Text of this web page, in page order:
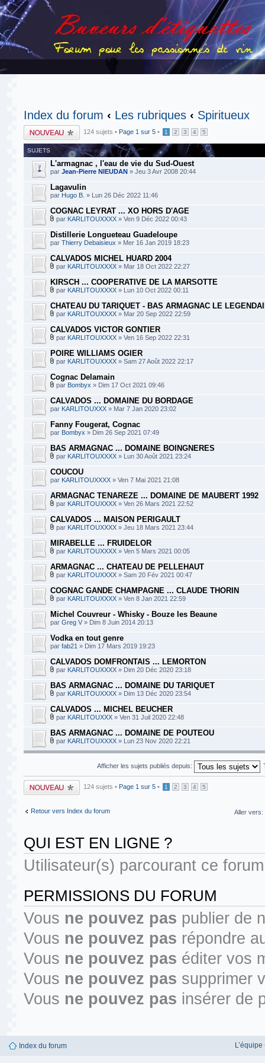
Index du forum ‹ Les rubriques ‹ Spiritueux
Publier un nouveau
sujet
124 sujets • Page 1 sur 5 • 1 2 3 4 5
SUJETS
L'armagnac , l'eau de vie du Sud-Ouest
par Jean-Pierre NIEUDAN » Jeu 3 Avr 2008 20:44
Lagavulin
par Hugo B. » Lun 26 Déc 2022 11:46
COGNAC LEYRAT ... XO HORS D'AGE
par KARLITOUXXXX » Ven 9 Déc 2022 00:43
Distillerie Longueteau Guadeloupe
par Thierry Debaisieux » Mer 16 Jan 2019 18:23
CALVADOS MICHEL HUARD 2004
par KARLITOUXXXX » Mar 18 Oct 2022 22:27
KIRSCH ... COOPERATIVE DE LA MARSOTTE
par KARLITOUXXXX » Lun 10 Oct 2022 00:11
CHATEAU DU TARIQUET - BAS ARMAGNAC LE
par KARLITOUXXXX » Mar 20 Sep 2022 22:59
CALVADOS VICTOR GONTIER
par KARLITOUXXXX » Ven 16 Sep 2022 22:31
POIRE WILLIAMS OGIER
par KARLITOUXXXX » Sam 27 Août 2022 22:17
Cognac Delamain
par Bombyx » Dim 17 Oct 2021 09:46
CALVADOS ... DOMAINE DU BORDAGE
par KARLITOUXXX » Mar 7 Jan 2020 23:02
Fanny Fougerat, Cognac
par Bombyx » Dim 26 Sep 2021 07:49
BAS ARMAGNAC ... DOMAINE BOINGNERES
par KARLITOUXXXX » Lun 30 Août 2021 23:24
COUCOU
par KARLITOUXXXX » Ven 7 Mai 2021 21:08
ARMAGNAC TENAREZE ... DOMAINE DE MAUBERT 1992
par KARLITOUXXXX » Ven 26 Mars 2021 22:52
CALVADOS ... MAISON PERIGAULT
par KARLITOUXXXX » Jeu 18 Mars 2021 23:44
MIRABELLE ... FRUIDELOR
par KARLITOUXXXX » Ven 5 Mars 2021 00:05
ARMAGNAC ... CHATEAU DE PELLEHAUT
par KARLITOUXXXX » Sam 20 Fév 2021 00:47
COGNAC GANDE CHAMPAGNE ... CLAUDE THORIN
par KARLITOUXXXX » Ven 8 Jan 2021 22:59
Michel Couvreur - Whisky - Bouze les Beaune
par Greg V» Dim 8 Juin 2014 20:13
Vodka en tout genre
par fab21 » Dim 17 Mars 2019 19:23
CALVADOS DOMFRONTAIS ... LEMORTON
par KARLITOUXXXX » Dim 20 Déc 2020 23:18
BAS ARMAGNAC ... DOMAINE DU TARIQUET
par KARLITOUXXXX » Dim 13 Déc 2020 23:54
CALVADOS ... MICHEL BEUCHER
par KARLITOUXXX » Ven 31 Juil 2020 22:48
BAS ARMAGNAC ... DOMAINE DE POUTEOU
par KARLITOUXXXX » Lun 23 Nov 2020 22:21
Afficher les sujets publiés depuis:
Publier un nouveau
sujet
124 sujets • Page 1 sur 5 • 1 2 3 4 5
Retour vers Index du forum Aller vers:
QUI EST EN LIGNE ?
Utilisateur(s) parcourant ce
PERMISSIONS DU FORUM
Vous ne pouvez pas publier de
Vous ne pouvez pas répondre
Vous ne pouvez pas éditer vos
Vous ne pouvez pas supprimer
Vous ne pouvez pas insérer de
Index du forum L’équipe